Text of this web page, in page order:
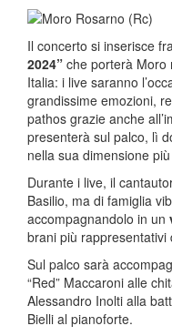
Il concerto si inserisce
2024” che porterà Moro
Italia: i live saranno
grandissime emozioni,
pathos grazie anche
presenterà sul palco, lì
nella sua dimensione
Durante i live, il
Basilio, ma di famiglia
accompagnandolo in un
brani più
Sul palco sarà
“Red” Maccaroni alle
Alessandro Inolti alla
Bielli al pianoforte.